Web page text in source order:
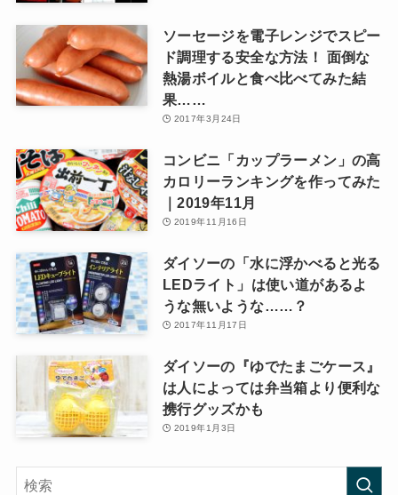
ソーセージを電子レンジでスピー
ド調理する安全な方法！ 面倒な
熱湯ボイルと食べ比べてみた結
果……
2017年3月24日
コンビニ「カップラーメン」の高
カロリーランキングを作ってみた
｜2019年11月
2019年11月16日
ダイソーの「水に浮かべると光る
LEDライト」は使い道があるよ
うな無いような……？
2017年11月17日
ダイソーの『ゆでたまごケース』
は人によっては弁当箱より便利な
携行グッズかも
2019年1月3日